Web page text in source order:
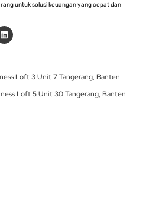
untuk solusi keuangan yang cepat dan
L
i
n
i
Loft 3 Unit 7 Tangerang, Banten
Loft 5 Unit 30 Tangerang, Banten